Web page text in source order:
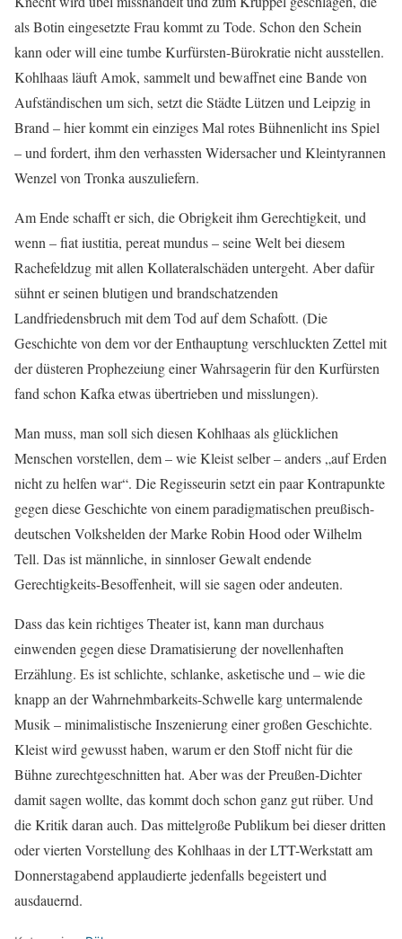
als Botin eingesetzte Frau kommt zu Tode. Schon den Schein
kann oder will eine tumbe Kurfürsten-Bürokratie nicht ausstellen.
Kohlhaas läuft Amok, sammelt und bewaffnet eine Bande von
Aufständischen um sich, setzt die Städte Lützen und Leipzig in
Brand – hier kommt ein einziges Mal rotes Bühnenlicht ins Spiel
– und fordert, ihm den verhassten Widersacher und Kleintyrannen
Wenzel von Tronka auszuliefern.
Am Ende schafft er sich, die Obrigkeit ihm Gerechtigkeit, und
wenn – fiat iustitia, pereat mundus – seine Welt bei diesem
Rachefeldzug mit allen Kollateralschäden untergeht. Aber dafür
sühnt er seinen blutigen und brandschatzenden
Landfriedensbruch mit dem Tod auf dem Schafott. (Die
Geschichte von dem vor der Enthauptung verschluckten Zettel mit
der düsteren Prophezeiung einer Wahrsagerin für den Kurfürsten
fand schon Kafka etwas übertrieben und misslungen).
Man muss, man soll sich diesen Kohlhaas als glücklichen
Menschen vorstellen, dem – wie Kleist selber – anders „auf Erden
nicht zu helfen war“. Die Regisseurin setzt ein paar Kontrapunkte
gegen diese Geschichte von einem paradigmatischen preußisch-
deutschen Volkshelden der Marke Robin Hood oder Wilhelm
Tell. Das ist männliche, in sinnloser Gewalt endende
Gerechtigkeits-Besoffenheit, will sie sagen oder andeuten.
Dass das kein richtiges Theater ist, kann man durchaus
einwenden gegen diese Dramatisierung der novellenhaften
Erzählung. Es ist schlichte, schlanke, asketische und – wie die
knapp an der Wahrnehmbarkeits-Schwelle karg untermalende
Musik – minimalistische Inszenierung einer großen Geschichte.
Kleist wird gewusst haben, warum er den Stoff nicht für die
Bühne zurechtgeschnitten hat. Aber was der Preußen-Dichter
damit sagen wollte, das kommt doch schon ganz gut rüber. Und
die Kritik daran auch. Das mittelgroße Publikum bei dieser dritten
oder vierten Vorstellung des Kohlhaas in der LTT-Werkstatt am
Donnerstagabend applaudierte jedenfalls begeistert und
ausdauernd.